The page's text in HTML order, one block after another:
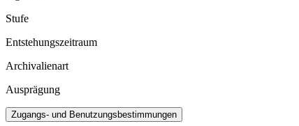
Stufe
Entstehungszeitraum
Archivalienart
Ausprägung
Zugangs- und Benutzungsbestimmungen